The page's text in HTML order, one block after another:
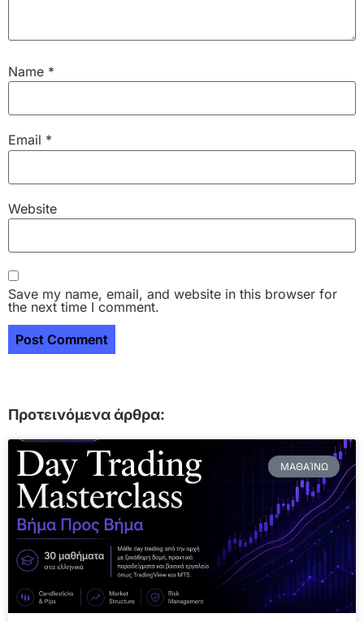
Name *
Email *
Website
Save my name, email, and website in this browser for
the next time I comment.
Προτεινόμενα άρθρα:
ΜΑΘΑΊΝΩ